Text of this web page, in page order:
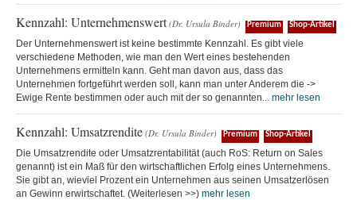
Kennzahl: Unternehmenswert (Dr. Ursula Binder) Premium Shop-Artikel
Der Unternehmenswert ist keine bestimmte Kennzahl. Es gibt viele
verschiedene Methoden, wie man den Wert eines bestehenden
Unternehmens ermitteln kann. Geht man davon aus, dass das
Unternehmen fortgeführt werden soll, kann man unter Anderem die ->
Ewige Rente bestimmen oder auch mit der so genannten... mehr lesen
Kennzahl: Umsatzrendite (Dr. Ursula Binder) Premium Shop-Artikel
Die Umsatzrendite oder Umsatzrentabilität (auch RoS: Return on Sales
genannt) ist ein Maß für den wirtschaftlichen Erfolg eines Unternehmens.
Sie gibt an, wieviel Prozent ein Unternehmen aus seinen Umsatzerlösen
an Gewinn erwirtschaftet. (Weiterlesen >>) mehr lesen